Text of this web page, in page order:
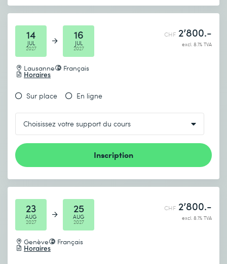
14
JUL
2027
16
JUL
2027
Lausanne Français
Horaires
CHF 2’800.-
excl. 8.1% TVA
Sur place En ligne
Inscription
23
AUG
2027
25
AUG
2027
Genève Français
Horaires
CHF 2’800.-
excl. 8.1% TVA